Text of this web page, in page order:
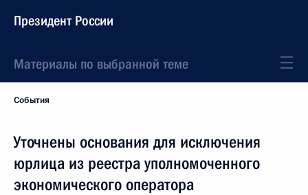
Президент России
Материалы по выбранной теме
События
Уточнены основания для исключения
юрлица из реестра уполномоченного
экономического оператора